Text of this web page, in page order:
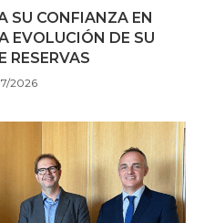
SU CONFIANZA EN
EVOLUCIÓN DE SU
RESERVAS
2026